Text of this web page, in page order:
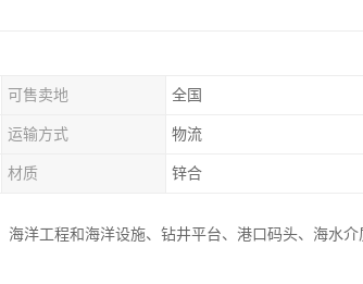
可售卖地 全国
运输方式 物流
材质 锌合
洋工程和海洋设施、钻井平台、港口码头、海水